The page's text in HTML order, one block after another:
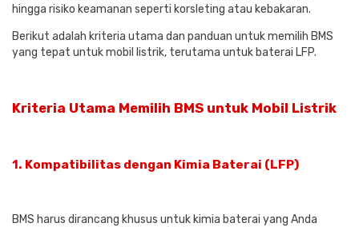
hingga risiko keamanan seperti korsleting atau kebakaran.
Berikut adalah kriteria utama dan panduan untuk memilih BMS
yang tepat untuk mobil listrik, terutama untuk baterai LFP.
Kriteria Utama Memilih BMS untuk Mobil Listrik
1. Kompatibilitas dengan Kimia Baterai (LFP)
BMS harus dirancang khusus untuk kimia baterai yang Anda